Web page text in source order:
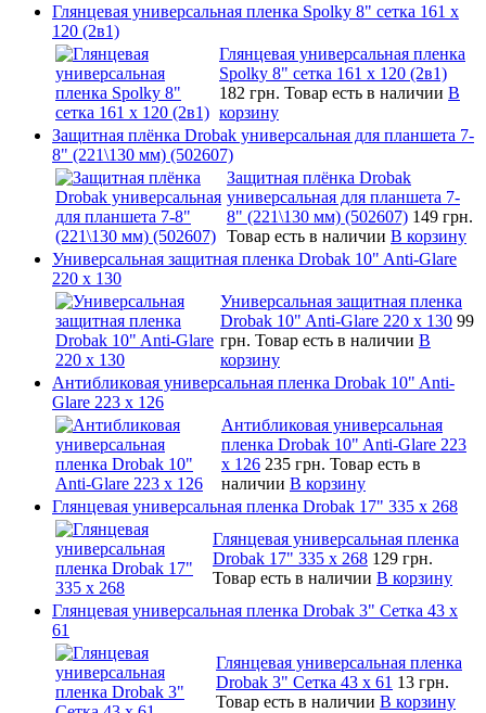
Глянцевая универсальная пленка Spolky 8" сетка 161 х
120 (2в1)
Глянцевая универсальная пленка
Spolky 8" сетка 161 х 120 (2в1)
182 грн. Товар есть в наличии В
корзину
Защитная плёнка Drobak универсальная для планшета 7-
8" (221\130 мм) (502607)
Защитная плёнка Drobak
универсальная для планшета 7-
8" (221\130 мм) (502607) 149 грн.
Товар есть в наличии В корзину
Универсальная защитная пленка Drobak 10" Anti-Glare
220 x 130
Универсальная защитная пленка
Drobak 10" Anti-Glare 220 x 130 99
грн. Товар есть в наличии В
корзину
Антибликовая универсальная пленка Drobak 10" Anti-
Glare 223 x 126
Антибликовая универсальная
пленка Drobak 10" Anti-Glare 223
x 126 235 грн. Товар есть в
наличии В корзину
Глянцевая универсальная пленка Drobak 17" 335 х 268
Глянцевая универсальная пленка
Drobak 17" 335 х 268 129 грн.
Товар есть в наличии В корзину
Глянцевая универсальная пленка Drobak 3" Сетка 43 x
61
Глянцевая универсальная пленка
Drobak 3" Сетка 43 x 61 13 грн.
Товар есть в наличии В корзину